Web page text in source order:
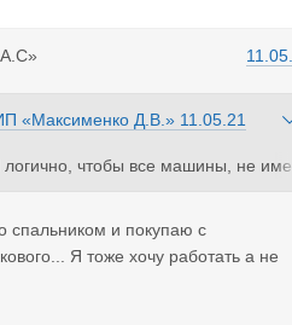
«Максименко Д.В.» 11.05.21
чтобы все машины, не име
на границах). По той же самой
после двух суток (и бессонных
спальником и покупаю с
Я тоже хочу работать а не